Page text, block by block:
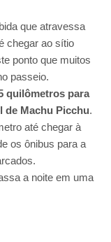
que atravessa
chegar ao sítio
ponto que muitos
passeio.
quilômetros para
de Machu Picchu.
até chegar à
os ônibus para a
a noite em uma